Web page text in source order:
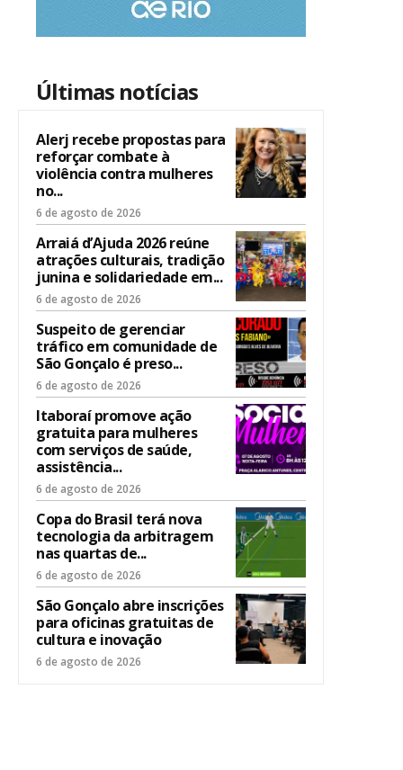
Últimas notícias
Alerj recebe propostas para
reforçar combate à
violência contra mulheres
no...
6 de agosto de 2026
Arraiá d’Ajuda 2026 reúne
atrações culturais, tradição
junina e solidariedade em...
6 de agosto de 2026
Suspeito de gerenciar
tráfico em comunidade de
São Gonçalo é preso...
6 de agosto de 2026
Itaboraí promove ação
gratuita para mulheres
com serviços de saúde,
assistência...
6 de agosto de 2026
Copa do Brasil terá nova
tecnologia da arbitragem
nas quartas de...
6 de agosto de 2026
São Gonçalo abre inscrições
para oficinas gratuitas de
cultura e inovação
6 de agosto de 2026